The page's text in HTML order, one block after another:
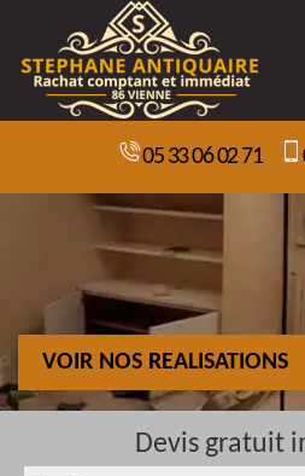
05 33 06 02 71
VOIR NOS REALISATIONS
Devis gratuit